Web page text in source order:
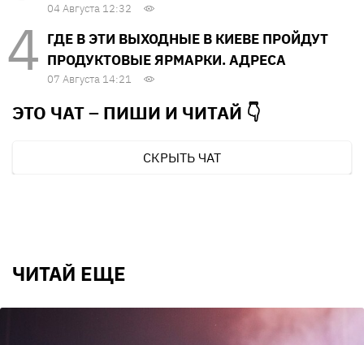
04 Августа 12:32
ГДЕ В ЭТИ ВЫХОДНЫЕ В КИЕВЕ ПРОЙДУТ
ПРОДУКТОВЫЕ ЯРМАРКИ. АДРЕСА
07 Августа 14:21
ЭТО ЧАТ – ПИШИ И ЧИТАЙ 👇
СКРЫТЬ ЧАТ
ЧИТАЙ ЕЩЕ